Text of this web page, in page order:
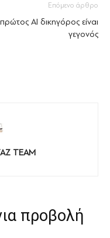
Επόμενο άρθρο
AI δικηγόρος είναι
γεγονός
TEAM
προβολή